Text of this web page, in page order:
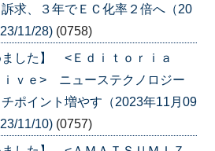
求、３年でＥＣ化率２倍へ（20
11/28) (0758)
した】 <Ｅｄｉｔｏｒｉａ
ｖｅ> ニューステクノロジー
ポイント増やす（2023年11月09
11/10) (0757)